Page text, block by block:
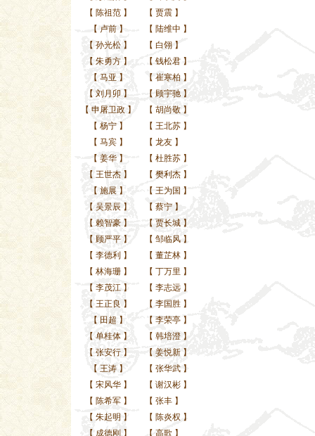
【 陈祖范】 【 贾震 】
【 卢前】 【 陆维中 】
【 孙光松】 【 白翎 】
【 朱勇方】 【 钱松君 】
【 马亚 】 【 崔寒柏 】
【 刘月卯 】 【 顾宇驰 】
【 申屠卫政】 【 胡尚敬 】
【 杨宁】 【 王北苏 】
【 马宾】 【 龙友 】
【 姜华】 【 杜胜苏 】
【 王世杰】 【 樊利杰 】
【 施展 】 【 王为国 】
【 吴景辰 】 【 蔡宁 】
【 赖智豪】 【 贾长城 】
【 顾严平】 【 邹临风 】
【 李德利 】 【 董芷林 】
【 林海珊】 【 丁万里 】
【 李茂江】 【 李志远 】
【 王正良 】 【 李国胜 】
【 田超 】 【 李荣亭 】
【 单桂体】 【 韩培澄 】
【 张安行】 【 姜悦新 】
【 王涛】 【 张华武 】
【 宋风华】 【 谢汉彬 】
【 陈希军】 【 张丰 】
【 朱起明 】 【 陈炎权 】
【 成德刚 】 【 高歌 】